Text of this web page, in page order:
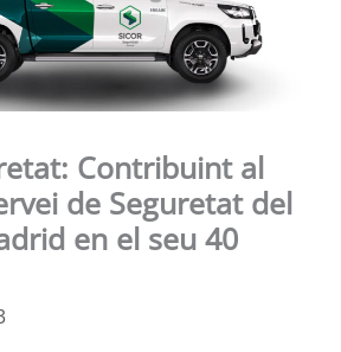
Contribuint al
de Seguretat del
en el seu 40